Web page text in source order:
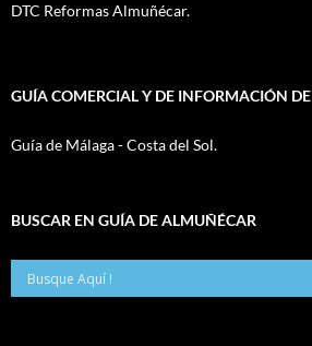
DTC Reformas Almuñécar.
GUÍA COMERCIAL Y DE INFORMACIÓN
Guía de Málaga - Costa del Sol.
BUSCAR EN GUÍA DE ALMUÑÉCAR